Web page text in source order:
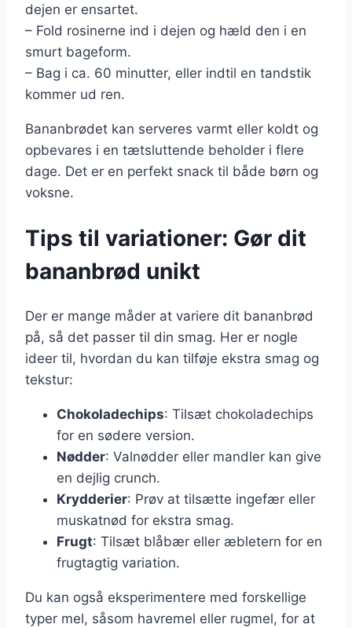
dejen er ensartet.
– Fold rosinerne ind i dejen og hæld den i en
smurt bageform.
– Bag i ca. 60 minutter, eller indtil en tandstik
kommer ud ren.
Bananbrødet kan serveres varmt eller koldt og
opbevares i en tætsluttende beholder i flere
dage. Det er en perfekt snack til både børn og
voksne.
Tips til variationer: Gør dit
bananbrød unikt
Der er mange måder at variere dit bananbrød
på, så det passer til din smag. Her er nogle
ideer til, hvordan du kan tilføje ekstra smag og
tekstur:
Chokoladechips: Tilsæt chokoladechips
for en sødere version.
Nødder: Valnødder eller mandler kan give
en dejlig crunch.
Krydderier: Prøv at tilsætte ingefær eller
muskatnød for ekstra smag.
Frugt: Tilsæt blåbær eller æbletern for en
frugtagtig variation.
Du kan også eksperimentere med forskellige
typer mel, såsom havremel eller rugmel, for at